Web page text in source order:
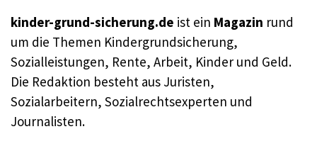
kinder-grund-sicherung.de ist ein Magazin rund
um die Themen Kindergrundsicherung,
Sozialleistungen, Rente, Arbeit, Kinder und Geld.
Die Redaktion besteht aus Juristen,
Sozialarbeitern, Sozialrechtsexperten und
Journalisten.